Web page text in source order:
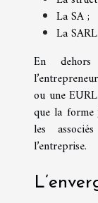
La SA ;
La SARL.
En dehors
ou une
que la forme
les
l’entreprise.